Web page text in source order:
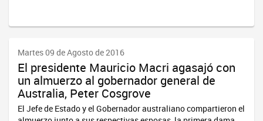
Martes 09 de Agosto de 2016
El presidente Mauricio Macri agasajó con
un almuerzo al gobernador general de
Australia, Peter Cosgrove
El Jefe de Estado y el Gobernador australiano compartieron el